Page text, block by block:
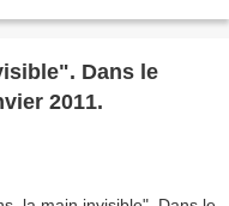
Dans le
2011.